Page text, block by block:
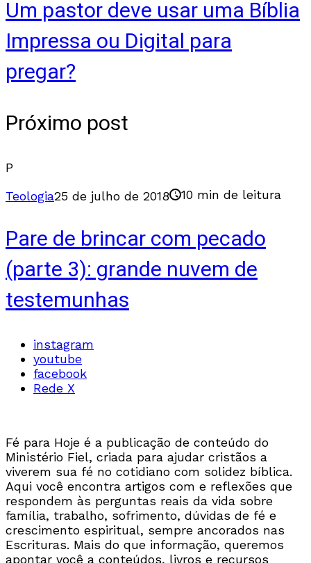
Um pastor deve usar uma Bíblia
Impressa ou Digital para
pregar?
Próximo post
P
Teologia25 de julho de 2018 10 min de leitura
Pare de brincar com pecado
(parte 3): grande nuvem de
testemunhas
instagram
youtube
facebook
Rede X
Fé para Hoje é a publicação de conteúdo do
Ministério Fiel, criada para ajudar cristãos a
viverem sua fé no cotidiano com solidez bíblica.
Aqui você encontra artigos com e reflexões que
respondem às perguntas reais da vida sobre
família, trabalho, sofrimento, dúvidas de fé e
crescimento espiritual, sempre ancorados nas
Escrituras. Mais do que informação, queremos
apontar você a conteúdos, livros e recursos